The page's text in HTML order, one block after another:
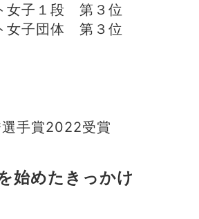
女子１段 第３位
女子団体 第３位
手賞2022受賞
始めたきっかけ